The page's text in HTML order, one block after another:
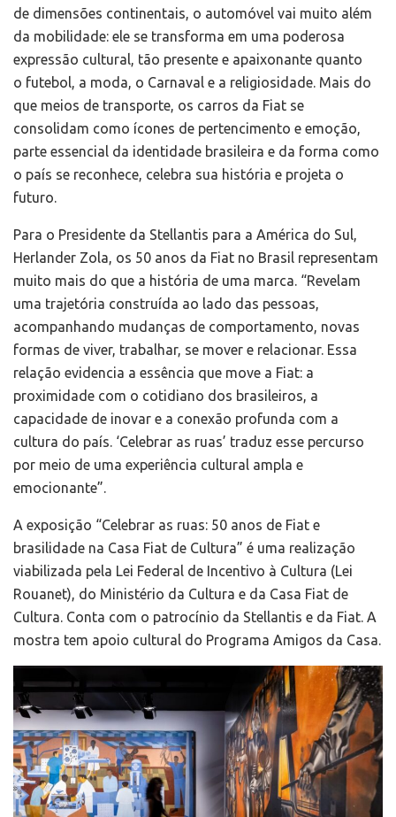
de dimensões continentais, o automóvel vai muito além
da mobilidade: ele se transforma em uma poderosa
expressão cultural, tão presente e apaixonante quanto
o futebol, a moda, o Carnaval e a religiosidade. Mais do
que meios de transporte, os carros da Fiat se
consolidam como ícones de pertencimento e emoção,
parte essencial da identidade brasileira e da forma como
o país se reconhece, celebra sua história e projeta o
futuro.
Para o Presidente da Stellantis para a América do Sul,
Herlander Zola, os 50 anos da Fiat no Brasil representam
muito mais do que a história de uma marca. “Revelam
uma trajetória construída ao lado das pessoas,
acompanhando mudanças de comportamento, novas
formas de viver, trabalhar, se mover e relacionar. Essa
relação evidencia a essência que move a Fiat: a
proximidade com o cotidiano dos brasileiros, a
capacidade de inovar e a conexão profunda com a
cultura do país. ‘Celebrar as ruas’ traduz esse percurso
por meio de uma experiência cultural ampla e
emocionante”.
A exposição “Celebrar as ruas: 50 anos de Fiat e
brasilidade na Casa Fiat de Cultura” é uma realização
viabilizada pela Lei Federal de Incentivo à Cultura (Lei
Rouanet), do Ministério da Cultura e da Casa Fiat de
Cultura. Conta com o patrocínio da Stellantis e da Fiat. A
mostra tem apoio cultural do Programa Amigos da Casa.